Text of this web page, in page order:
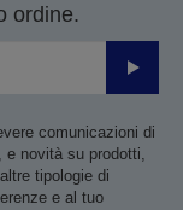
ordine.
Invia
comunicazioni di
e novità su prodotti,
tipologie di
e al tuo